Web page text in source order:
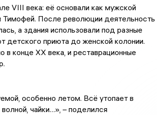
VIII века: её основали как мужской
После революции деятельность
а здания использовали под разные
детского приюта до женской колонии.
в конце ХХ века, и реставрационные
особенно летом. Всё утопает в
чайки…», – поделился